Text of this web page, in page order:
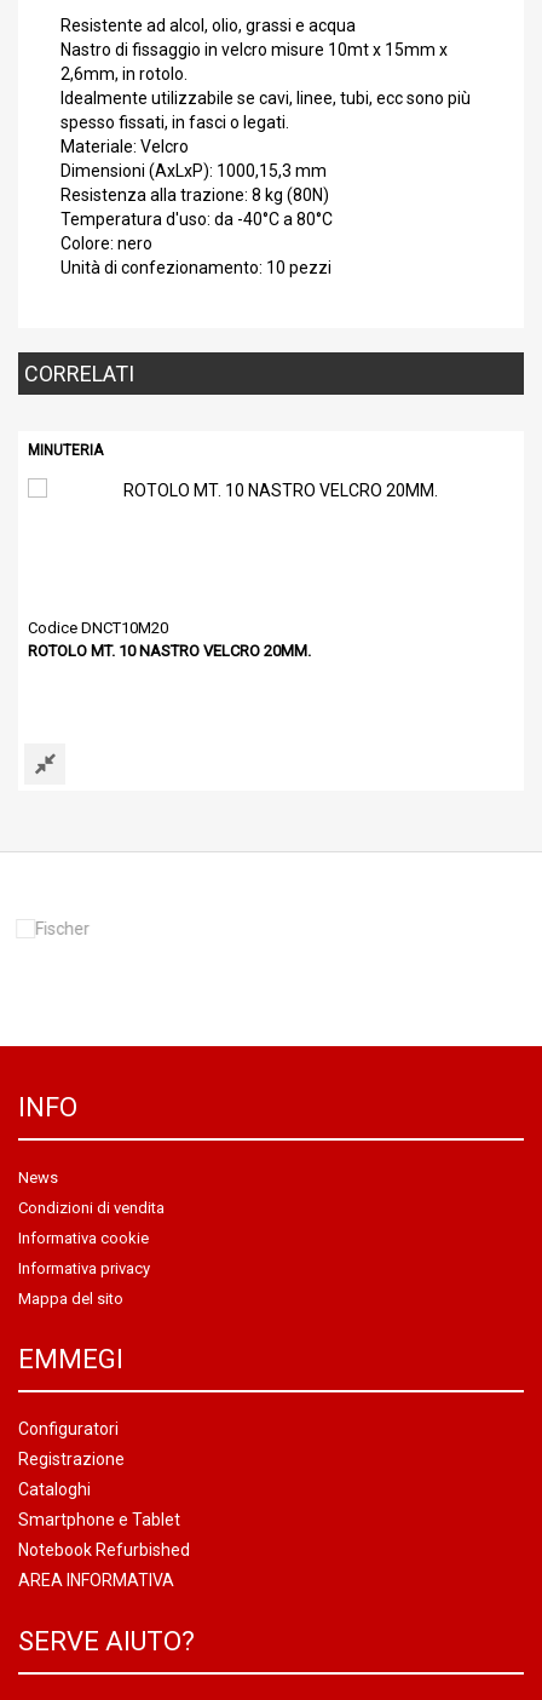
Resistente ad alcol, olio, grassi e acqua
Nastro di fissaggio in velcro misure 10mt x 15mm x
2,6mm, in rotolo.
Idealmente utilizzabile se cavi, linee, tubi, ecc sono più
spesso fissati, in fasci o legati.
Materiale: Velcro
Dimensioni (AxLxP): 1000,15,3 mm
Resistenza alla trazione: 8 kg (80N)
Temperatura d'uso: da -40°C a 80°C
Colore: nero
Unità di confezionamento: 10 pezzi
CORRELATI
MINUTERIA
Codice DNCT10M20
ROTOLO MT. 10 NASTRO VELCRO 20MM.
INFO
News
Condizioni di vendita
Informativa cookie
Informativa privacy
Mappa del sito
EMMEGI
Configuratori
Registrazione
Cataloghi
Smartphone e Tablet
Notebook Refurbished
AREA INFORMATIVA
SERVE AIUTO?